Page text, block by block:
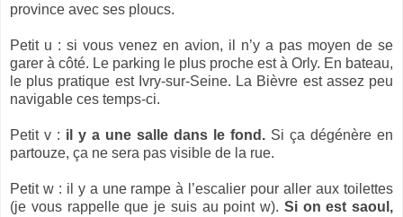
province avec ses ploucs.
Petit u : si vous venez en avion, il n’y a pas moyen de se
garer à côté. Le parking le plus proche est à Orly. En bateau,
le plus pratique est Ivry-sur-Seine. La Bièvre est assez peu
navigable ces temps-ci.
Petit v : il y a une salle dans le fond. Si ça dégénère en
partouze, ça ne sera pas visible de la rue.
Petit w : il y a une rampe à l’escalier pour aller aux toilettes
(je vous rappelle que je suis au point w). Si on est saoul,